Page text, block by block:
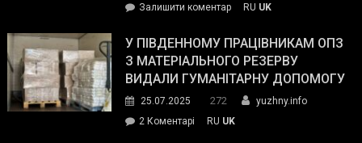
Залишити коментарon
завойовує
симпатії
виборців
The
RU UK
У ПІВДЕННОМУ ПРАЦІВНИКАМ ОПЗ
З МАТЕРІАЛЬНОГО РЕЗЕРВУ
ВИДАЛИ ГУМАНІТАРНУ ДОПОМОГУ
25.07.2025 272
yuzhny.info
2 Коментарі
RU UK